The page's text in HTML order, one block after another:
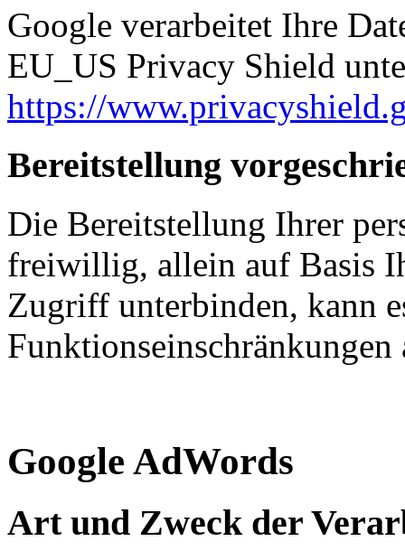
Google verarbeitet Ihre
EU_US Privacy Shield
https://
Bereitstellung
Die Bereitstellung Ihrer
freiwillig, allein auf Basis
Zugriff unterbinden, kann
Google AdWords
Art und Zweck der